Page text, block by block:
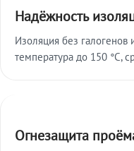
Надёжность
Изоляция без
температура до 150 °C,
Огнезащита